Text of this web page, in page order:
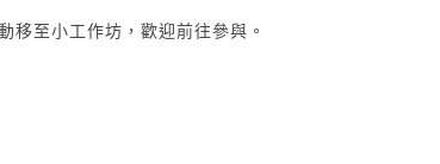
移至小工作坊，歡迎前往參與。